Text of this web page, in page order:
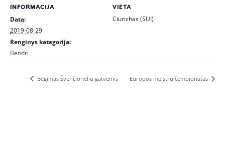
INFORMACIJA
Data:
2019-08-29
Renginys kategorija:
Bendri
VIETA
Ciurichas (SUI)
Bėgimas Švenčionėlių gatvėmis Europos meistrų čempionatas